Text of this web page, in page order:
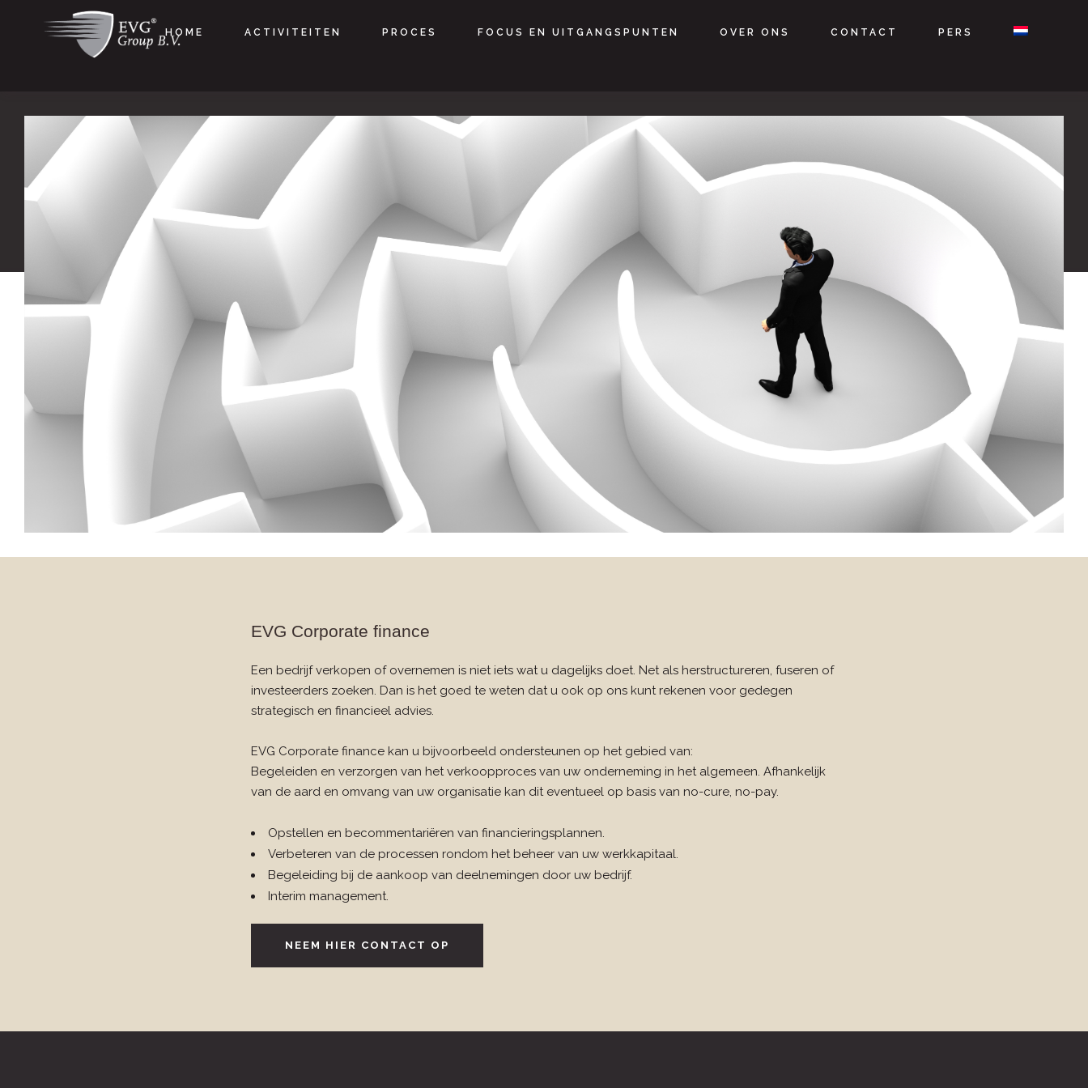
HOME ACTIVITEITEN PROCES FOCUS EN UITGANGSPUNTEN OVER ONS CONTACT PERS
EVG Corporate finance
Een bedrijf verkopen of overnemen is niet iets wat u dagelijks doet. Net als herstructureren, fuseren of
investeerders zoeken. Dan is het goed te weten dat u ook op ons kunt rekenen voor gedegen
strategisch en financieel advies.
EVG Corporate finance kan u bijvoorbeeld ondersteunen op het gebied van:
Begeleiden en verzorgen van het verkoopproces van uw onderneming in het algemeen. Afhankelijk
van de aard en omvang van uw organisatie kan dit eventueel op basis van no-cure, no-pay.
Opstellen en becommentariëren van financieringsplannen.
Verbeteren van de processen rondom het beheer van uw werkkapitaal.
Begeleiding bij de aankoop van deelnemingen door uw bedrijf.
Interim management.
NEEM HIER CONTACT OP